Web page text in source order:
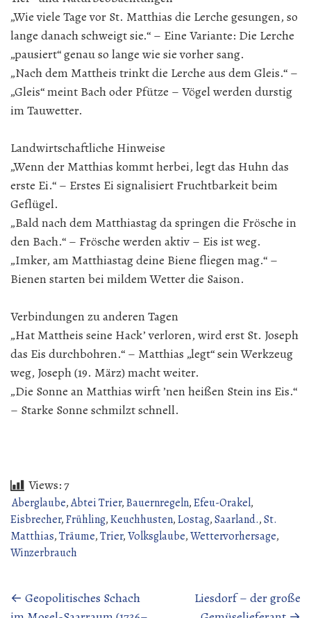
„Wie viele Tage vor St. Matthias die Lerche gesungen, so
lange danach schweigt sie.“ – Eine Variante: Die Lerche
„pausiert“ genau so lange wie sie vorher sang.
​„Nach dem Mattheis trinkt die Lerche aus dem Gleis.“ –
„Gleis“ meint Bach oder Pfütze – Vögel werden durstig
im Tauwetter.
Landwirtschaftliche Hinweise
„Wenn der Matthias kommt herbei, legt das Huhn das
erste Ei.“ – Erstes Ei signalisiert Fruchtbarkeit beim
Geflügel.
​„Bald nach dem Matthiastag da springen die Frösche in
den Bach.“ – Frösche werden aktiv – Eis ist weg.
​„Imker, am Matthiastag deine Biene fliegen mag.“ –
Bienen starten bei mildem Wetter die Saison.
Verbindungen zu anderen Tagen
„Hat Mattheis seine Hack’ verloren, wird erst St. Joseph
das Eis durchbohren.“ – Matthias „legt“ sein Werkzeug
weg, Joseph (19. März) macht weiter.
​„Die Sonne an Matthias wirft ’nen heißen Stein ins Eis.“
– Starke Sonne schmilzt schnell.
Views:7
Aberglaube,Abtei Trier,Bauernregeln,Efeu-Orakel,
Eisbrecher,Frühling,Keuchhusten,Lostag,Saarland.,St.
Matthias,Träume,Trier,Volksglaube,Wettervorhersage,
Winzerbrauch
Beitragsnavigation
← Geopolitisches Schach
Liesdorf – der große